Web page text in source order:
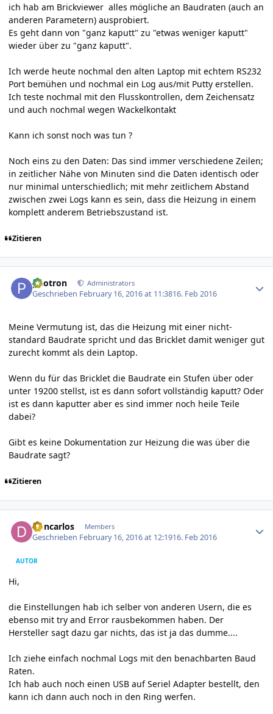
ich hab am Brickviewer alles mögliche an Baudraten (auch an
anderen Parametern) ausprobiert.
Es geht dann von "ganz kaputt" zu "etwas weniger kaputt"
wieder über zu "ganz kaputt".
Ich werde heute nochmal den alten Laptop mit echtem RS232
Port bemühen und nochmal ein Log aus/mit Putty erstellen.
Ich teste nochmal mit den Flusskontrollen, dem Zeichensatz
und auch nochmal wegen Wackelkontakt
Kann ich sonst noch was tun ?
Noch eins zu den Daten: Das sind immer verschiedene Zeilen;
in zeitlicher Nähe von Minuten sind die Daten identisch oder
nur minimal unterschiedlich; mit mehr zeitlichem Abstand
zwischen zwei Logs kann es sein, dass die Heizung in einem
komplett anderem Betriebszustand ist.
Zitieren
photron Administrators
Geschrieben February 16, 2016 at 11:3816. Feb 2016
Meine Vermutung ist, das die Heizung mit einer nicht-
standard Baudrate spricht und das Bricklet damit weniger gut
zurecht kommt als dein Laptop.
Wenn du für das Bricklet die Baudrate ein Stufen über oder
unter 19200 stellst, ist es dann sofort vollständig kaputt? Oder
ist es dann kaputter aber es sind immer noch heile Teile
dabei?
Gibt es keine Dokumentation zur Heizung die was über die
Baudrate sagt?
Zitieren
Doncarlos Members
Geschrieben February 16, 2016 at 12:1916. Feb 2016
AUTOR
Hi,
die Einstellungen hab ich selber von anderen Usern, die es
ebenso mit try and Error rausbekommen haben. Der
Hersteller sagt dazu gar nichts, das ist ja das dumme....
Ich ziehe einfach nochmal Logs mit den benachbarten Baud
Raten.
Ich hab auch noch einen USB auf Seriel Adapter bestellt, den
kann ich dann auch noch in den Ring werfen.